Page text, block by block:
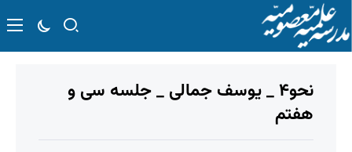
نحو۴ _ یوسف جمالی _ جلسه سی و
هفتم